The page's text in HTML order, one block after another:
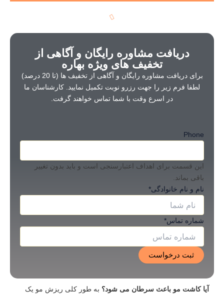
دریافت مشاوره رایگان و آگاهی از
تخفیف های ویژه بهاره
برای دریافت مشاوره رایگان و آگاهی از تخفیف ها (تا 20 درصد)
لطفا فرم زیر را جهت رزرو نوبت تکمیل نمایید. کارشناسان ما
در اسرع وقت با شما تماس خواهند گرفت.
Phone
این قسمت برای اهداف اعتبارسنجی است و باید بدون تغییر
باقی بماند.
نام و نام خانوادگی*
شماره تماس*
آیا کاشت مو باعث سرطان می شود؟ به طور کلی ریزش مو یک